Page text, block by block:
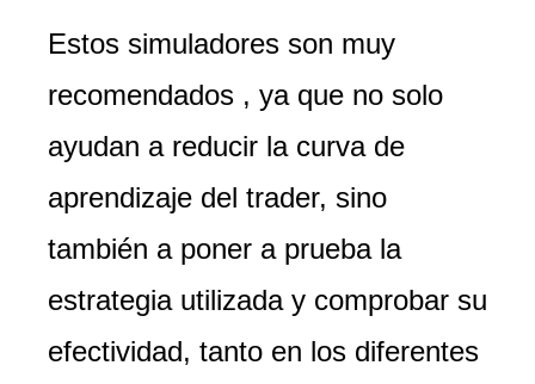
Estos simuladores son muy
recomendados , ya que no solo
ayudan a reducir la curva de
aprendizaje del trader, sino
también a poner a prueba la
estrategia utilizada y comprobar su
efectividad, tanto en los diferentes